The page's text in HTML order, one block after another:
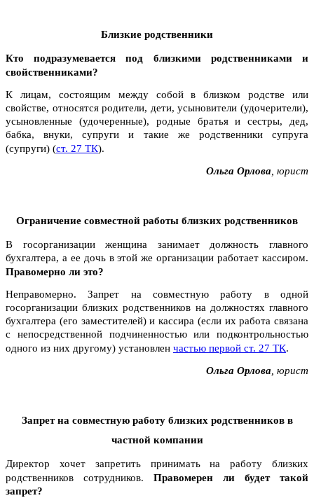
Близкие родственники
Кто подразумевается под близкими родственниками и
свойственниками?
К лицам, состоящим между собой в близком родстве или
свойстве, относятся родители, дети, усыновители (удочерители),
усыновленные (удочеренные), родные братья и сестры, дед,
бабка, внуки, супруги и такие же родственники супруга
(супруги) (ст. 27 ТК).
Ольга Орлова , юрист
Ограничение совместной работы близких родственников
В госорганизации женщина занимает должность главного
бухгалтера, а ее дочь в этой же организации работает кассиром.
Правомерно ли это?
Неправомерно. Запрет на совместную работу в одной
госорганизации близких родственников на должностях главного
бухгалтера (его заместителей) и кассира (если их работа связана
с непосредственной подчиненностью или подконтрольностью
одного из них другому) установлен частью первой ст. 27 ТК.
Ольга Орлова , юрист
Запрет на совместную работу близких родственников в
частной компании
Директор хочет запретить принимать на работу близких
родственников сотруд­ников. Правомерен ли будет такой
запрет?